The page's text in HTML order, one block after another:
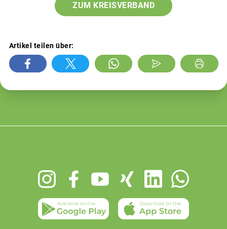
ZUM KREISVERBAND
Artikel teilen über: